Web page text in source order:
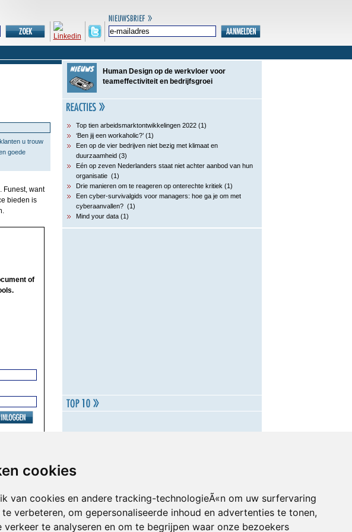
cookies
van cookies en andere tracking-technologieÃ«n om uw surfervaring
verbeteren, om gepersonaliseerde inhoud en advertenties te tonen,
verkeer te analyseren en om te begrijpen waar onze bezoekers
u trouw
goede
Funest, want
bieden is
of
Human Design op de werkvloer voor
teameffectiviteit en bedrijfsgroei
Top tien arbeidsmarktontwikkelingen 2022 (1)
‘Ben jij een workaholic?’ (1)
Een op de vier bedrijven niet bezig met klimaat en
duurzaamheid (3)
Eén op zeven Nederlanders staat niet achter aanbod van hun
organisatie (1)
Drie manieren om te reageren op onterechte kritiek (1)
Een cyber-survivalgids voor managers: hoe ga je om met
cyberaanvallen? (1)
Mind your data (1)